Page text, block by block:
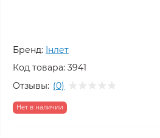
Бренд: Інлет
Код товара: 3941
Отзывы: (0)
Нет в наличии